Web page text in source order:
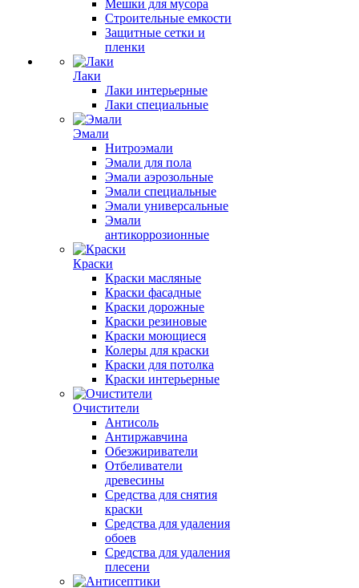
Мешки для мусора
Строительные емкости
Защитные сетки и
пленки
Лаки
Лаки интерьерные
Лаки специальные
Эмали
Нитроэмали
Эмали для пола
Эмали аэрозольные
Эмали специальные
Эмали универсальные
Эмали
антикоррозионные
Краски
Краски масляные
Краски фасадные
Краски дорожные
Краски резиновые
Краски моющиеся
Колеры для краски
Краски для потолка
Краски интерьерные
Очистители
Антисоль
Антиржавчина
Обезжириватели
Отбеливатели
древесины
Средства для снятия
краски
Средства для удаления
обоев
Средства для удаления
плесени